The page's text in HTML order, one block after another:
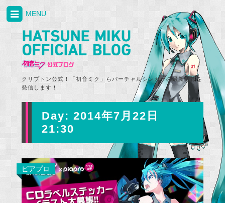
クリプトン公式！「初音ミク」らバーチャルシンガーの最新情報を
発信します！
MENU
Day: 2014年7月22日
21:30
ピアプロ